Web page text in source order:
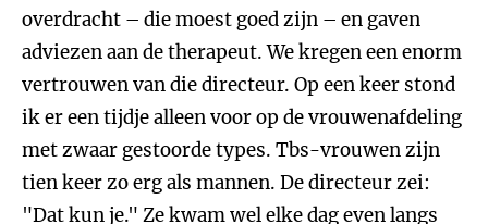
overdracht – die moest goed zijn – en gaven
adviezen aan de therapeut. We kregen een enorm
vertrouwen van die directeur. Op een keer stond
ik er een tijdje alleen voor op de vrouwenafdeling
met zwaar gestoorde types. Tbs-vrouwen zijn
tien keer zo erg als mannen. De directeur zei:
"Dat kun je." Ze kwam wel elke dag even langs